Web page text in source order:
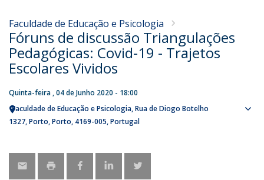
Faculdade de Educação e Psicologia
Fóruns de discussão Triangulações
Pedagógicas: Covid-19 - Trajetos
Escolares Vividos
Quinta-feira , 04 de Junho 2020 - 18:00
Faculdade de Educação e Psicologia Rua de Diogo Botelho
1327 Porto Porto 4169-005 Portugal